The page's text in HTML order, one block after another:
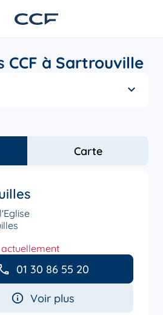
CCF à Sartrouville
Carte
01 30 86 55 20
Voir plus